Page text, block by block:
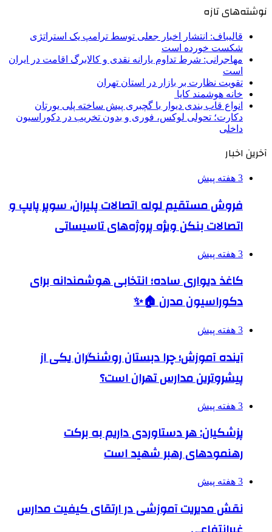
نوشته‌های تازه
قالیباف: انتشار اخبار جعلی توسط ترامپ یک استراتژی
شکست خورده است
مهاجرانی: شرط تداوم یارانه نقدی و کالابرگ اقامت در ایران
است
تقویت نظارت بر بازار در استان تهران
خانه هوشمند کایا
انواع قاب بندی دیوار با گچبری پیش ساخته پلی یورتان
دکارت؛ تحولی لوکس، فوری و بدون تخریب در دکوراسیون
داخلی
آخرین اخبار
3 هفته پیش
فروش مستقیم لوله اتصالات پلیران، سوپر پایپ و
اتصالات بنکن ویژه پروژه‌های تاسیساتی
3 هفته پیش
کاغذ دیواری ساده؛ انتخابی هوشمندانه برای
دکوراسیون مدرن 🏠✨
3 هفته پیش
آینده آموزش؛ چرا دبستان روشنگران یکی از
پیشروترین مدارس تهران است؟
3 هفته پیش
پزشکیان: هر دستاوردی داریم به برکت
رهنمودهای رهبر شهید است
3 هفته پیش
نقش مدیریت آموزشی در ارتقای کیفیت مدارس